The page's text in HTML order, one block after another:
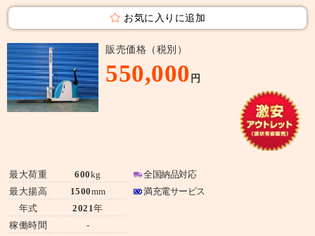
お気に入りに追加
販売価格（税別）
550,000 円
最大荷重
最大揚高
年式
稼働時間
600kg
1500mm
2021年
-
全国納品対応
満充電サービス